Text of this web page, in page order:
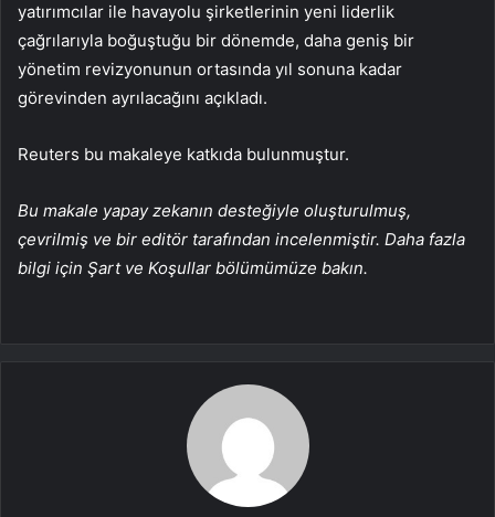
yatırımcılar ile havayolu şirketlerinin yeni liderlik
çağrılarıyla boğuştuğu bir dönemde, daha geniş bir
yönetim revizyonunun ortasında yıl sonuna kadar
görevinden ayrılacağını açıkladı.
Reuters bu makaleye katkıda bulunmuştur.
Bu makale yapay zekanın desteğiyle oluşturulmuş,
çevrilmiş ve bir editör tarafından incelenmiştir. Daha fazla
bilgi için Şart ve Koşullar bölümümüze bakın.